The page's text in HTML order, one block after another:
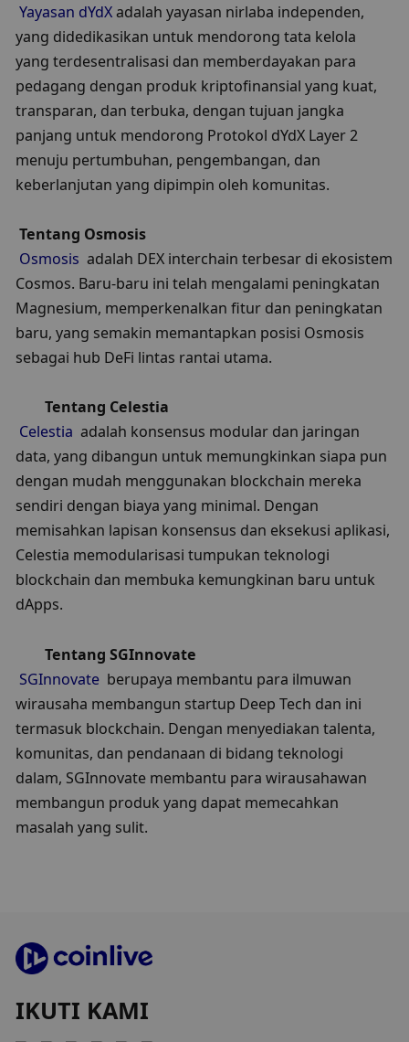
Yayasan dYdX adalah yayasan nirlaba independen,
yang didedikasikan untuk mendorong tata kelola
yang terdesentralisasi dan memberdayakan para
pedagang dengan produk kriptofinansial yang kuat,
transparan, dan terbuka, dengan tujuan jangka
panjang untuk mendorong Protokol dYdX Layer 2
menuju pertumbuhan, pengembangan, dan
keberlanjutan yang dipimpin oleh komunitas.
Tentang Osmosis
Osmosis
  adalah DEX interchain terbesar di ekosistem
Cosmos. Baru-baru ini telah mengalami peningkatan
Magnesium, memperkenalkan fitur dan peningkatan
baru, yang semakin memantapkan posisi Osmosis
sebagai hub DeFi lintas rantai utama.
Tentang Celestia
Celestia
  adalah konsensus modular dan jaringan
data, yang dibangun untuk memungkinkan siapa pun
dengan mudah menggunakan blockchain mereka
sendiri dengan biaya yang minimal. Dengan
memisahkan lapisan konsensus dan eksekusi aplikasi,
Celestia memodularisasi tumpukan teknologi
blockchain dan membuka kemungkinan baru untuk
dApps.
Tentang SGInnovate
SGInnovate
  berupaya membantu para ilmuwan
wirausaha membangun startup Deep Tech dan ini
termasuk blockchain. Dengan menyediakan talenta,
komunitas, dan pendanaan di bidang teknologi
dalam, SGInnovate membantu para wirausahawan
membangun produk yang dapat memecahkan
masalah yang sulit.
IKUTI KAMI